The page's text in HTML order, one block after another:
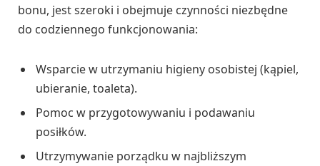
bonu, jest szeroki i obejmuje czynności niezbędne
do codziennego funkcjonowania:
Wsparcie w utrzymaniu higieny osobistej (kąpiel,
ubieranie, toaleta).
Pomoc w przygotowywaniu i podawaniu
posiłków.
Utrzymywanie porządku w najbliższym